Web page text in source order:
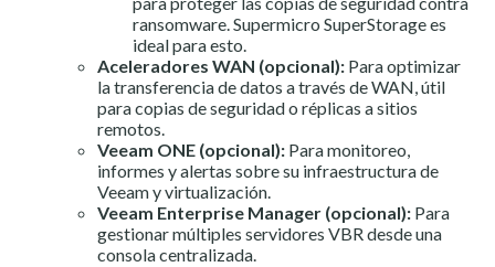
ransomware. Supermicro SuperStorage es
ideal para esto.
Aceleradores WAN (opcional): Para optimizar
la transferencia de datos a través de WAN, útil
para copias de seguridad o réplicas a sitios
remotos.
Veeam ONE (opcional): Para monitoreo,
informes y alertas sobre su infraestructura de
Veeam y virtualización.
Veeam Enterprise Manager (opcional): Para
gestionar múltiples servidores VBR desde una
consola centralizada.